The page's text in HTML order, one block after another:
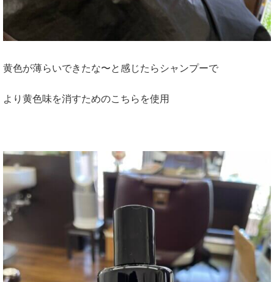
黄色が薄らいできたな〜と感じたらシャンプーで
より黄色味を消すためのこちらを使用